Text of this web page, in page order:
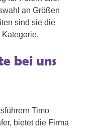
an Größen
sind sie die
bei uns
Timo
bietet die Firma